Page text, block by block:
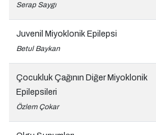
Serap Saygı
Juvenil Miyoklonik Epilepsi
Betul Baykan
Çocukluk Çağının Diğer Miyoklonik
Epilepsileri
Özlem Çokar